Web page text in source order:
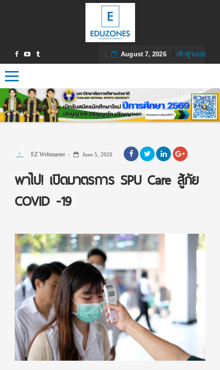
August 7, 2026| เข้าสู่ระบบ
Toggle navigation
EZ Webmaster June 5, 2020
พาไป! เปิดมาตรการ SPU Care สู้ภัย
COVID -19